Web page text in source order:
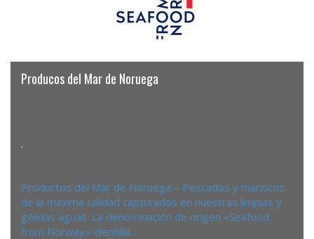
Producos del Mar de Noruega
.
Productos del Mar de Noruega – Pescados y mariscos
de la máxima calidad capturados en nuestras limpias y
gélidas aguas. La denominación de origen «Seafood
from Norway» identifica...